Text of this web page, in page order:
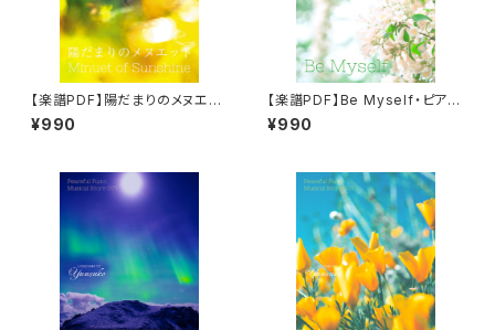
【楽譜PDF】陽だまりのメヌエッ
ト・ピアノソロ楽譜／"Minuet o
f Sunshine" Peaceful Pian
¥990
【楽譜PDF】Be Myself・ピアノ
ソロ楽譜／Peaceful Piano M
usical Score 007
¥990